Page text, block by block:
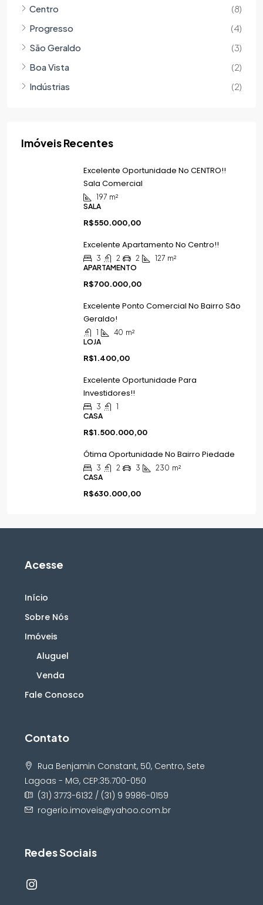
Centro
(8)
Progresso
(4)
São Geraldo
(3)
Boa Vista
(2)
Indústrias
(2)
Imóveis Recentes
Excelente Oportunidade No CENTRO!!
Sala Comercial
197 m²
SALA
R$550.000,00
Excelente Apartamento No Centro!!
3 2 2 127 m²
APARTAMENTO
R$700.000,00
Excelente Ponto Comercial No Bairro São
Geraldo!
1 40 m²
LOJA
R$1.400,00
Excelente Oportunidade Para
Investidores!!
3
1
CASA
R$1.500.000,00
Ótima Oportunidade No Bairro Piedade
3 2 3 230 m²
CASA
R$630.000,00
Acesse
Início
Sobre Nós
Imóveis
Aluguel
Venda
Fale Conosco
Contato
Rua Benjamin Constant, 50, Centro, Sete
Lagoas - MG, CEP:35.700-050
(31) 3773-6132 / (31) 9 9986-0159
rogerio.imoveis@yahoo.com.br
Redes Sociais